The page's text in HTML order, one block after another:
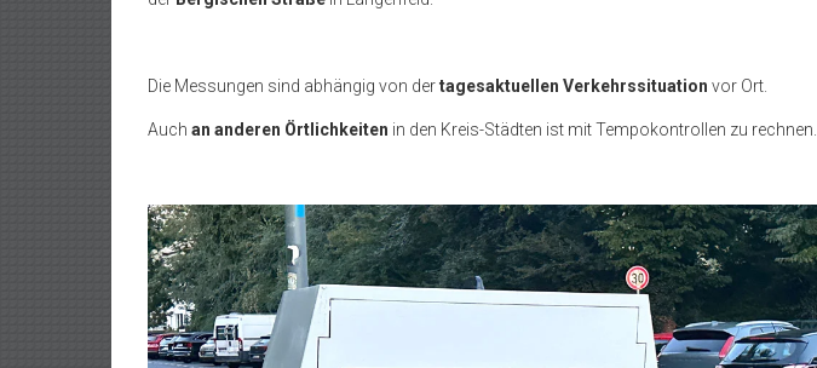
Die Messungen sind abhängig von dertagesaktuellen Verkehrssituation vor Ort.
Auch an anderen Örtlichkeiten in den Kreis-Städten ist mit Tempokontrollen zu rechnen.